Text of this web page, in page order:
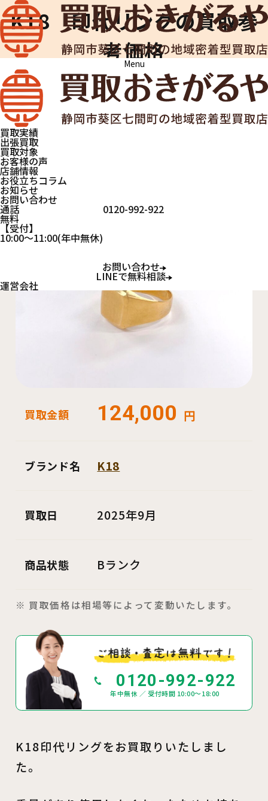
Menu
買取実績
出張買取
買取対象
お客様の声
店舗情報
お役立ちコラム
お知らせ
お問い合わせ
通話
無料
0120-992-922
受付
10:00～11:00(年中無休)
お問い合わせ
LINEで無料相談
運営会社
K18 印代リングの買取参
考価格
買取おきがるや 買取実績 K18 印代リング
貴金属
K18 印代リングの買取実績
買取金額 124,000 円
ブランド名 K18
買取日 2025年9月
商品状態 Bランク
※ 買取価格は相場等によって変動いたします。
0120-992-922
年中無休 ／ 受付時間 10:00～18:00
K18印代リングをお買取りいたしまし
た。